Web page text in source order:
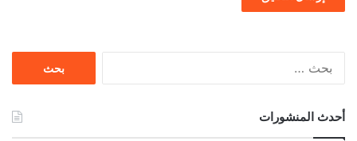
أحدث المنشورات